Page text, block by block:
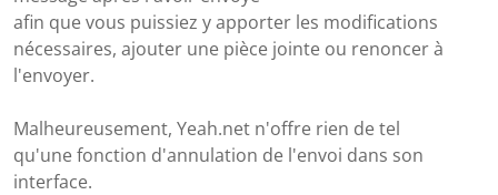
afin que vous puissiez y apporter les modifications
nécessaires, ajouter une pièce jointe ou renoncer à
l'envoyer.
Malheureusement, Yeah.net n'offre rien de tel
qu'une fonction d'annulation de l'envoi dans son
interface.